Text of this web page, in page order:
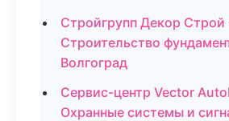
Стройгрупп Декор Строй
Строительство
Волгоград
Сервис-центр Vector
Охранные системы и